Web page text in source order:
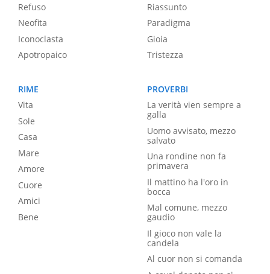
Refuso
Neofita
Iconoclasta
Apotropaico
Riassunto
Paradigma
Gioia
Tristezza
RIME
Vita
Sole
Casa
Mare
Amore
Cuore
Amici
Bene
PROVERBI
La verità vien sempre a
galla
Uomo avvisato, mezzo
salvato
Una rondine non fa
primavera
Il mattino ha l'oro in
bocca
Mal comune, mezzo
gaudio
Il gioco non vale la
candela
Al cuor non si comanda